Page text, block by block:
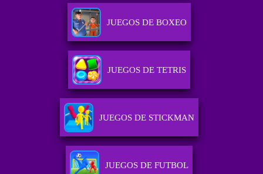
JUEGOS DE BOXEO
JUEGOS DE TETRIS
JUEGOS DE STICKMAN
JUEGOS DE FUTBOL